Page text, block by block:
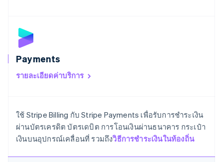
Payments
รายละเอียดค่าบริการ
ใช้ Stripe Billing กับ Stripe Payments เพื่อรับการชำระเงิน
ผ่านบัตรเครดิต บัตรเดบิต การโอนเงินผ่านธนาคาร กระเป๋า
เงินบนอุปกรณ์เคลื่อนที่ รวมถึงวิธีการชำระเงินในท้องถิ่น
เยอรมนี
Deutsch
โรมาเนีย
English
ลักเซมเบิร์ก
ลิกเตนสไตน์
DeutschEnglish
ลิทัวเนีย
English
สเปน